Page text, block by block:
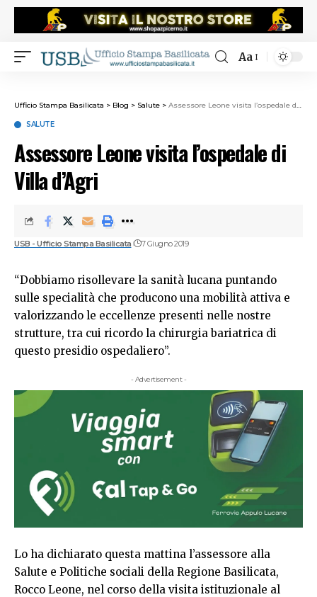
Aa
Ufficio Stampa Basilicata > Blog > Salute > Assessore Leone visita l’ospedale di Villa d’Agri
SALUTE
Assessore Leone visita l’ospedale di
Villa d’Agri
USB - Ufficio Stampa Basilicata 7 Giugno 2019
“Dobbiamo risollevare la sanità lucana puntando
sulle specialità che producono una mobilità attiva e
valorizzando le eccellenze presenti nelle nostre
strutture, tra cui ricordo la chirurgia bariatrica di
questo presidio ospedaliero”.
- Advertisement -
Lo ha dichiarato questa mattina l’assessore alla
Salute e Politiche sociali della Regione Basilicata,
Rocco Leone, nel corso della visita istituzionale al